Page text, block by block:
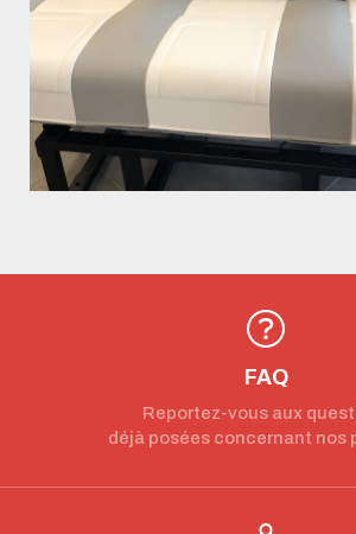
FAQ
Reportez-vous aux
déjà posées concernant nos